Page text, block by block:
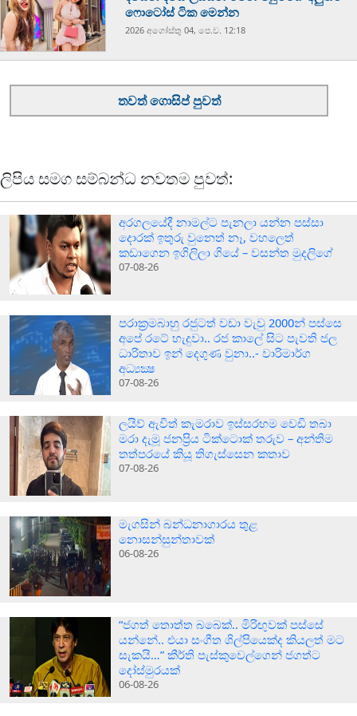
ෆොටෝස් ටික මෙන්න
2026 අගෝස්‍තු 04, පෙ.ව. 12:18
තවත් ගොසිප් පුවත්
ලිපිය සමග සම්බන්ධ නවතම පුවත්:
අරගලයේදී නාමල්ට පැනලා යන්න පස්ස‍ා
දොරක් ඉතුරු වුනෙත් නෑ, වහලෙත්
කඩාගෙන ඉගිලිලා ගියේ – වසන්ත මුදලිගේ
07-08-26
පරාක‍්‍රමබාහු රජුටත් වඩා වැවු 2000න් පස්සෙ
අපේ රටේ හැදුවා.. රජ කාලේ සිට පැවති ජල
ධාරිතාව ඉන් දෙගුණ වුනා..- වාරිමාර්ග
අධ්‍යක්‍ෂ
07-08-26
ලයිව් ඇවිත් කැමරාව ඉස්සරහම වෙඩි තබා
මරා දැමූ ජනප්‍රිය ටික්ටොක් තරුව – අන්තිම
තත්පරයේ කියූ තිගැස්සෙන කතාව
07-08-26
මැගසින් බන්ධනාගාරය තුළ
නොසන්සුන්තාවක්
06-08-26
“ජගත් තොත්ත බබෙක්.. මිරිඟුවක් පස්සේ
යන්නේ.. එයා සංගීත ශිල්පියෙක්ද කියලත් මට
සැකයි…” කීර්ති පැස්කුවෙල්ගෙන් ජගත්ට
දෝස්මුරයක්
06-08-26